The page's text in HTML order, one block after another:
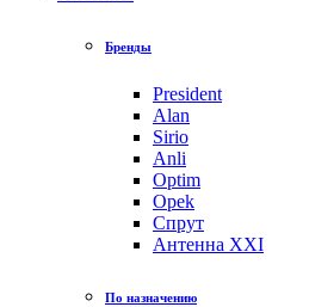
Бренды
President
Alan
Sirio
Anli
Optim
Opek
Спрут
Антенна XXI
По назначению